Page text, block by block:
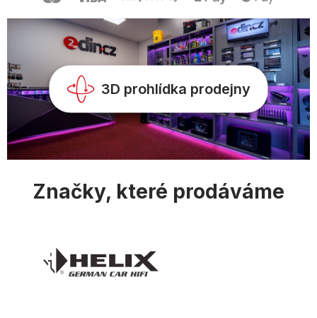
3D prohlídka prodejny
Značky, které prodáváme